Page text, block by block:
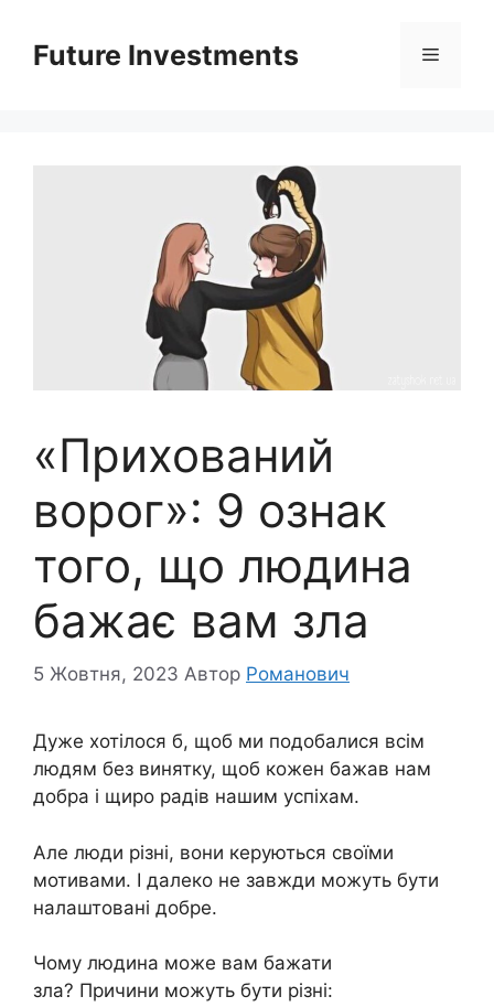
вмістуFuture Investments Меню
«Прихований
ворог»: 9 ознак
того, що людина
бажає вам зла
5 Жовтня, 2023 Автор Романович
Дуже хотілося б, щоб ми подобалися всім
людям без винятку, щоб кожен бажав нам
добра і щиро радів нашим успіхам.
Але люди різні, вони керуються своїми
мотивами. І далеко не завжди можуть бути
налаштовані добре.
Чому людина може вам бажати
зла? Причини можуть бути різні: